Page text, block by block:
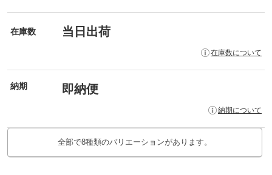
在庫数 当日出荷
在庫数について
納期 即納便
納期について
全部で8種類のバリエーションがあります。